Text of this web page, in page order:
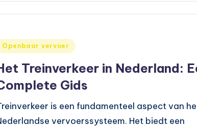
Openbaar vervoer
Treinverkeer in Nederland:
Gids
is een fundamenteel aspect van
vervoerssysteem. Het biedt een